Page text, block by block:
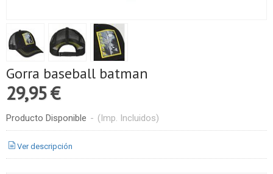
Gorra baseball batman
29,95 €
Producto Disponible - (Imp. Incluidos)
Ver descripción